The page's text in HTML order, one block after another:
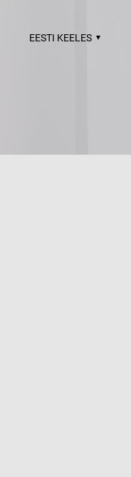
EESTI KEELES